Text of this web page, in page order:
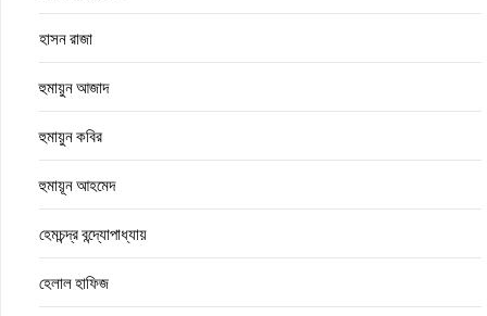
হাসন রাজা
হুমায়ুন আজাদ
হুমায়ুন কবির
হুমায়ূন আহমেদ
হেমচন্দ্র বন্দ্যোপাধ্যায়
হেলাল হাফিজ